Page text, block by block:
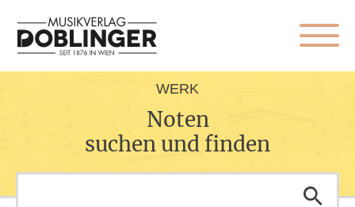
WERK
Noten
suchen und finden